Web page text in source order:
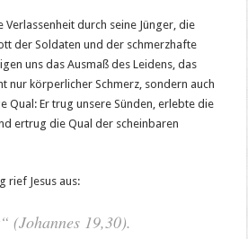
Verlassenheit durch seine Jünger, die
der Soldaten und der schmerzhafte
uns das Ausmaß des Leidens, das
nur körperlicher Schmerz, sondern auch
Qual: Er trug unsere Sünden, erlebte die
ertrug die Qual der scheinbaren
rief Jesus aus:
(Johannes 19,30).